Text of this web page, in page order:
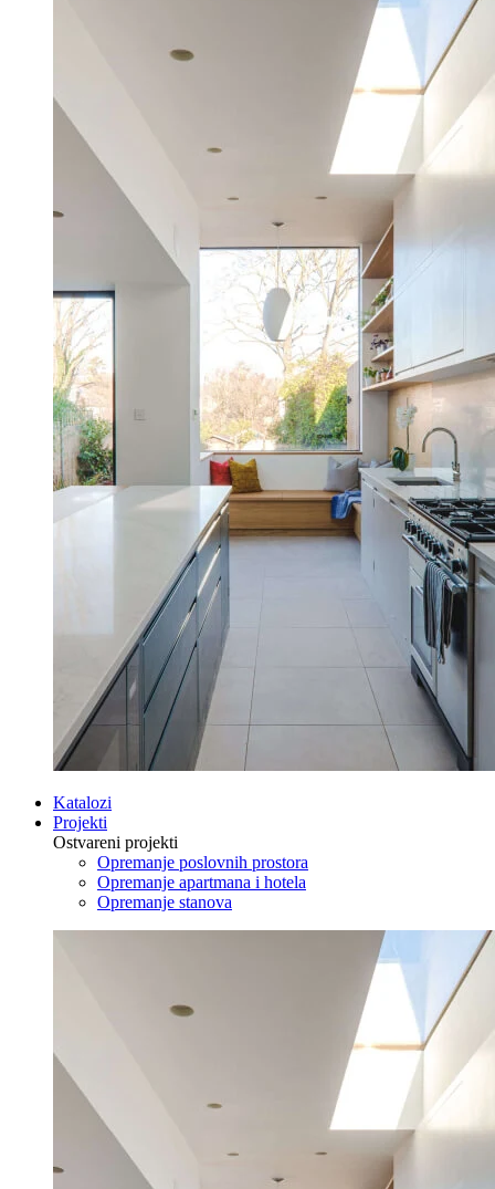
Katalozi
Projekti
Ostvareni projekti
Opremanje poslovnih prostora
Opremanje apartmana i hotela
Opremanje stanova